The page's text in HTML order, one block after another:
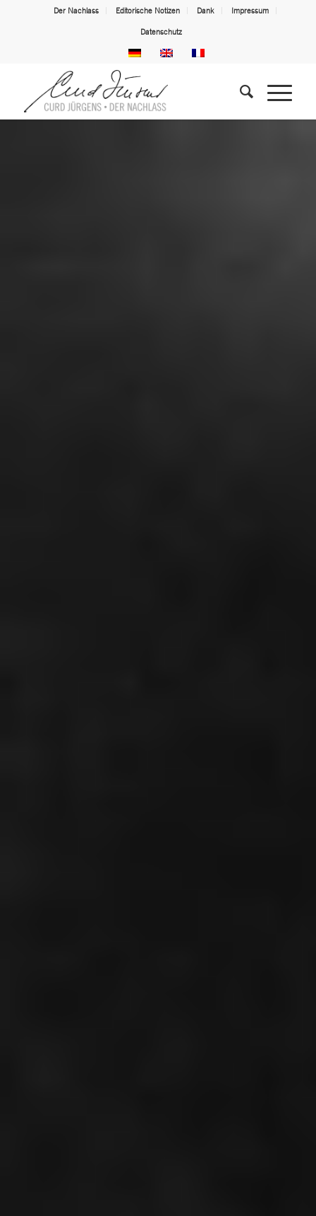
Der Nachlass Editorische Notizen Dank Impressum
Datenschutz